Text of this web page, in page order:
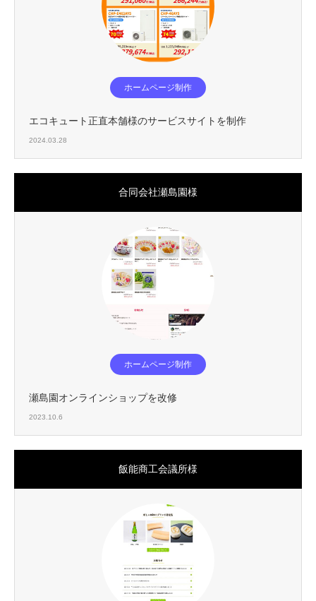
ホームページ制作
エコキュート正直本舗様のサービスサイトを制作
2024.03.28
合同会社瀬島園様
ホームページ制作
瀬島園オンラインショップを改修
2023.10.6
飯能商工会議所様